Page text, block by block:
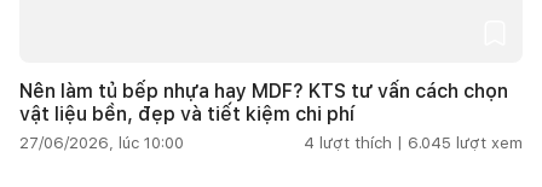
Nên làm tủ bếp nhựa hay MDF? KTS tư vấn cách chọn
vật liệu bền, đẹp và tiết kiệm chi phí
27/06/2026, lúc 10:00 4 lượt thích | 6.045 lượt xem